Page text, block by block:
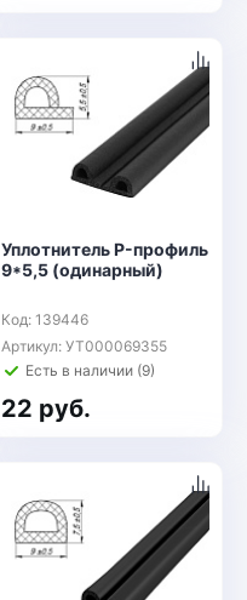
Уплотнитель P-профиль
9*5,5 (одинарный)
Код: 139446
Артикул: УТ000069355
Есть в наличии (9)
22 руб.